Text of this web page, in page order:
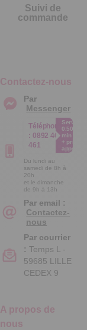
Suivi de
commande
A propos de
nous
Contactez-nous
Par
Messenger
Téléphone
: 0892 461
461
Service
0.50€ /
min
+ prix
appel
Du lundi au
samedi de 8h à
20h
et le dimanche
de 9h à 13h
Par email :
Contactez-
nous
Par courrier
: Temps L -
59685 LILLE
CEDEX 9